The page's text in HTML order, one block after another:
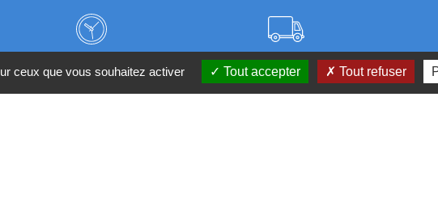
Frais de port à prix coûtant
ceux que vous souhaitez activer Tout accepter Tout refuser